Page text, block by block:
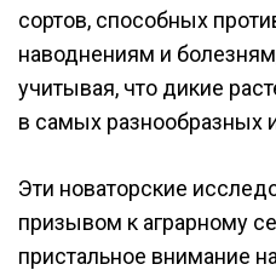
сортов, способных
наводнениям и
учитывая, что дикие
в самых разнообразных
Эти новаторские
призывом к аграрному
пристальное внимание